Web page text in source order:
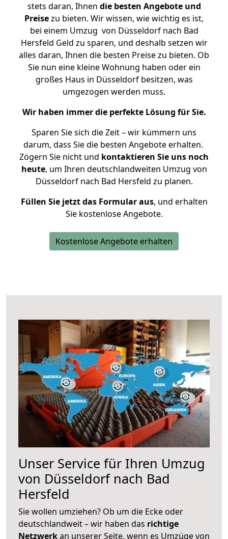
stets daran, Ihnen die besten Angebote und
Preisezu bieten. Wir wissen, wie wichtig es ist,
bei einem Umzug von Düsseldorf nach Bad
Hersfeld Geld zu sparen, und deshalb setzen wir
alles daran, Ihnen die besten Preise zu bieten. Ob
Sie nun eine kleine Wohnung haben oder ein
großes Haus in Düsseldorf besitzen, was
umgezogen werden muss.
Wir haben immer die perfekte Lösung für Sie.
Sparen Sie sich die Zeit – wir kümmern uns
darum, dass Sie die besten Angebote erhalten.
Zögern Sie nicht und kontaktieren Sie uns noch
heute, um Ihren deutschlandweiten Umzug von
Düsseldorf nach Bad Hersfeld zu planen.
Füllen Sie jetzt das Formular aus, und erhalten
Sie kostenlose Angebote.
Kostenlose Angebote erhalten
Unser Service für Ihren Umzug
von Düsseldorf nach Bad
Hersfeld
Sie wollen umziehen? Ob um die Ecke oder
deutschlandweit – wir haben das richtige
Netzwerkan unserer Seite, wenn es Umzüge von